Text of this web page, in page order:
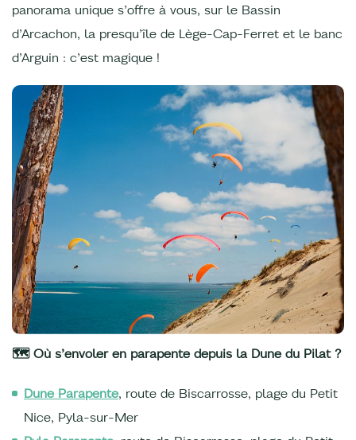
panorama unique s’offre à vous, sur le Bassin
d’Arcachon, la presqu’île de Lège-Cap-Ferret et le banc
d’Arguin : c’est magique !
🗺️ Où s’envoler en parapente depuis la Dune du Pilat ?
Dune Parapente, route de Biscarrosse, plage du Petit
Nice, Pyla-sur-Mer